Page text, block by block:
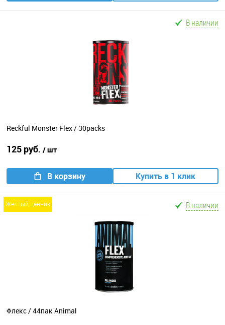
В наличии
Reckful Monster Flex / 30packs
125 руб. / шт
В корзину Купить в 1 клик
желтый ценник В наличии
Флекс / 44пак Animal